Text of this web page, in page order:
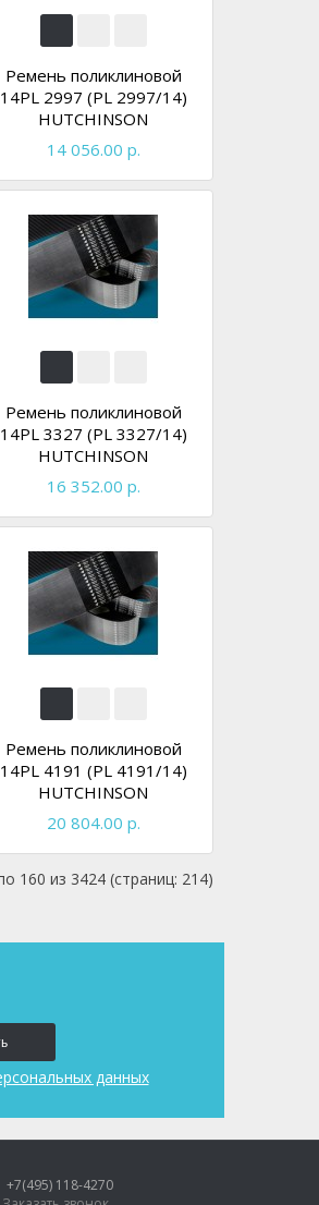
Ремень поликлиновой
14PL 2997 (PL 2997/14)
HUTCHINSON
14 056.00 р.
Ремень поликлиновой
14PL 3327 (PL 3327/14)
HUTCHINSON
16 352.00 р.
Ремень поликлиновой
14PL 4191 (PL 4191/14)
HUTCHINSON
20 804.00 р.
160 из 3424 (страниц: 214)
данных
+7(495) 118-4270